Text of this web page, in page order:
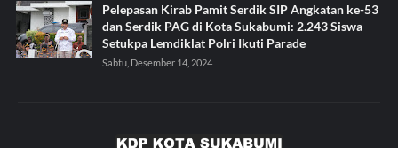
Pelepasan Kirab Pamit Serdik SIP Angkatan ke-53
dan Serdik PAG di Kota Sukabumi: 2.243 Siswa
Setukpa Lemdiklat Polri Ikuti Parade
Sabtu, Desember 14, 2024